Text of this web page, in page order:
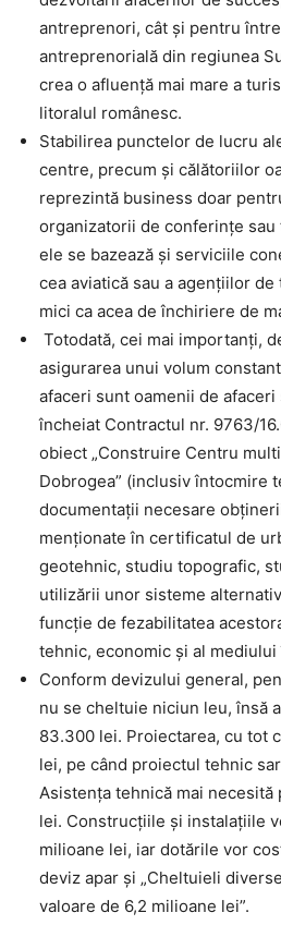
antreprenori, cât și pentru
antreprenorială din regiunea
crea o afluență mai mare a
litoralul românesc.
Stabilirea punctelor de lucru
centre, precum și călătoriilor
reprezintă business doar
organizatorii de conferințe
ele se bazează și serviciile
cea aviatică sau a agențiilor
mici ca acea de închiriere de
Totodată, cei mai importanți,
asigurarea unui volum
afaceri sunt oamenii de
încheiat Contractul nr. 9763/
obiect „Construire Centru
Dobrogea” (inclusiv întocmire
documentații necesare
menționate în certificatul de
geotehnic, studiu topografic,
utilizării unor sisteme
funcție de fezabilitatea
tehnic, economic și al
Conform devizului general,
nu se cheltuie niciun leu, însă
83.300 lei. Proiectarea, cu tot
lei, pe când proiectul tehnic
Asistența tehnică mai necesită
lei. Construcțiile și instalațiile
milioane lei, iar dotările vor
deviz apar și „Cheltuieli
valoare de 6,2 milioane lei”.